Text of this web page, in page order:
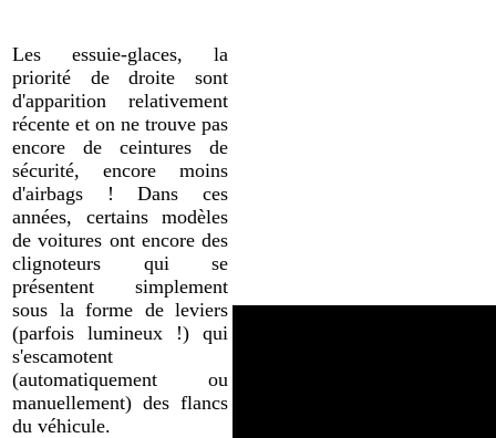
Les essuie-glaces, la
priorité de droite sont
d'apparition relativement
récente et on ne trouve pas
encore de ceintures de
sécurité, encore moins
d'airbags ! Dans ces
années, certains modèles
de voitures ont encore des
clignoteurs qui se
présentent simplement
sous la forme de leviers
(parfois lumineux !) qui
s'escamotent
(automatiquement ou
manuellement) des flancs
du véhicule.